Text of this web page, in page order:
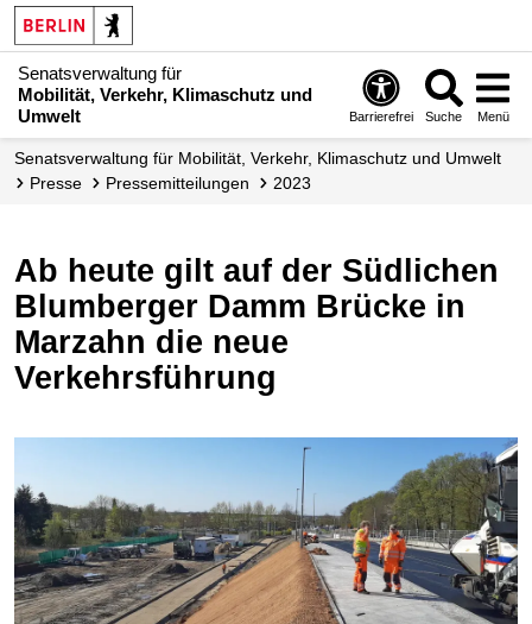
Senatsverwaltung für
Mobilität, Verkehr, Klimaschutz und
Umwelt
Barrierefrei Suche Menü
Senatsverwaltung für Mobilität, Verkehr, Klimaschutz und Umwelt
Presse
Presse­mitteilungen 2023
Ab heute gilt auf der Südlichen
Blumberger Damm Brücke in
Marzahn die neue
Verkehrsführung